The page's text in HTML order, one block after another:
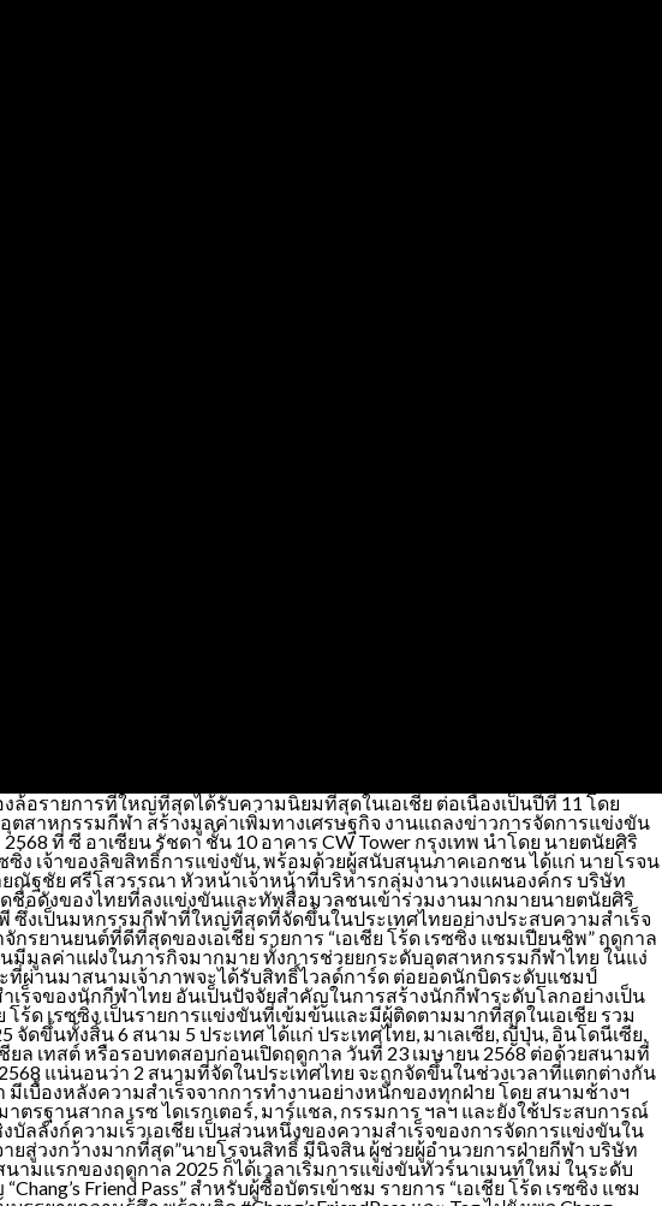
ล้อรายการที่ใหญ่ที่สุดได้รับความนิยมที่สุดในเอเชีย ต่อเนื่องเป็นปีที่ 11 โดย
สาหกรรมกีฬา สร้างมูลค่าเพิ่มทางเศรษฐกิจ งานแถลงข่าวการจัดการแข่งขัน
ที่ ซี อาเซียน รัชดา ชั้น 10 อาคาร CW Tower กรุงเทพ นำโดย นายตนัยศิริ
ง เจ้าของลิขสิทธิ์การแข่งขัน, พร้อมด้วยผู้สนับสนุนภาคเอกชน ได้แก่ นายโรจน
ณัฐชัย ศรีโสวรรณา หัวหน้าเจ้าหน้าที่บริหารกลุ่มงานวางแผนองค์กร บริษัท
อดังของไทยที่ลงแข่งขันและทัพสื่อมวลชนเข้าร่วมงานมากมายนายตนัยศิริ
ซึ่งเป็นมหกรรมกีฬาที่ใหญ่ที่สุดที่จัดขึ้นในประเทศไทยอย่างประสบความสำเร็จ
านยนต์ที่ดีที่สุดของเอเชีย รายการ “เอเชีย โร้ด เรซซิ่ง แชมเปียนชิพ” ฤดูกาล
ลค่าแฝงในภารกิจมากมาย ทั้งการช่วยยกระดับอุตสาหกรรมกีฬาไทย ในแง่
ที่ผ่านมาสนามเจ้าภาพจะได้รับสิทธิ์ไวลด์การ์ด ต่อยอดนักบิดระดับแชมป์
เร็จของนักกีฬาไทย อันเป็นปัจจัยสำคัญในการสร้างนักกีฬาระดับโลกอย่างเป็น
โร้ด เรซซิ่ง เป็นรายการแข่งขันที่เข้มข้นและมีผู้ติดตามมากที่สุดในเอเชีย รวม
ขึ้นทั้งสิ้น 6 สนาม 5 ประเทศ ได้แก่ ประเทศไทย, มาเลเซีย, ญี่ปุ่น, อินโดนีเซีย,
ล เทสต์ หรือรอบทดสอบก่อนเปิดฤดูกาล วันที่ 23 เมษายน 2568 ต่อด้วยสนามที่
แน่นอนว่า 2 สนามที่จัดในประเทศไทย จะถูกจัดขึ้นในช่วงเวลาที่แตกต่างกัน
บื้องหลังความสำเร็จจากการทำงานอย่างหนักของทุกฝ่าย โดย สนามช้างฯ
ฐานสากล เรซ ไดเรกเตอร์, มาร์แชล, กรรมการ ฯลฯ และยังใช้ประสบการณ์
งก์ความเร็วเอเชีย เป็นส่วนหนึ่งของความสำเร็จของการจัดการแข่งขันใน
สู่วงกว้างมากที่สุด”นายโรจนสิทธิ์ มีนิจสิน ผู้ช่วยผู้อำนวยการฝ่ายกีฬา บริษัท
ามแรกของฤดูกาล 2025 ก็ได้เวลาเริ่มการแข่งขันทัวร์นาเมนท์ใหม่ ในระดับ
Friend Pass” สำหรับผู้ซื้อบัตรเข้าชม รายการ “เอเชีย โร้ด เรซซิ่ง แชม